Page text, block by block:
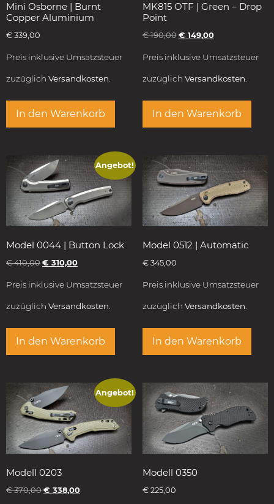
Mini Osborne | Burnt
Copper Aluminium
€ 339,00
Preis inklusive Umsatzsteuer
zuzüglich Versandkosten.
In den Warenkorb
MK815 OTF | Green – Drop
Point
€190,00 € 149,00
Preis inklusive Umsatzsteuer
zuzüglich Versandkosten.
In den Warenkorb
Angebot!
Model 0044 | Button Lock
€410,00 € 310,00
Preis inklusive Umsatzsteuer
zuzüglich Versandkosten.
In den Warenkorb
Model 0512 | Automatic
€345,00
Preis inklusive Umsatzsteuer
zuzüglich Versandkosten.
In den Warenkorb
Angebot!
Modell 0203
€370,00 € 338,00
Modell 0350
€225,00